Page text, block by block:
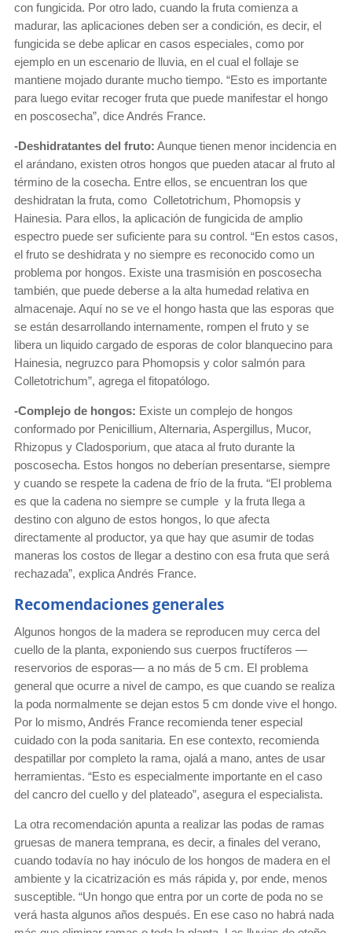
con fungicida. Por otro lado, cuando la fruta comienza a
madurar, las aplicaciones deben ser a condición, es decir, el
fungicida se debe aplicar en casos especiales, como por
ejemplo en un escenario de lluvia, en el cual el follaje se
mantiene mojado durante mucho tiempo. “Esto es importante
para luego evitar recoger fruta que puede manifestar el hongo
en poscosecha”, dice Andrés France.
-Deshidratantes del fruto: Aunque tienen menor incidencia en
el arándano, existen otros hongos que pueden atacar al fruto al
término de la cosecha. Entre ellos, se encuentran los que
deshidratan la fruta, como Colletotrichum, Phomopsis y
Hainesia. Para ellos, la aplicación de fungicida de amplio
espectro puede ser suficiente para su control. “En estos casos,
el fruto se deshidrata y no siempre es reconocido como un
problema por hongos. Existe una trasmisión en poscosecha
también, que puede deberse a la alta humedad relativa en
almacenaje. Aquí no se ve el hongo hasta que las esporas que
se están desarrollando internamente, rompen el fruto y se
libera un liquido cargado de esporas de color blanquecino para
Hainesia, negruzco para Phomopsis y color salmón para
Colletotrichum”, agrega el fitopatólogo.
-Complejo de hongos: Existe un complejo de hongos
conformado por Penicillium, Alternaria, Aspergillus, Mucor,
Rhizopus y Cladosporium, que ataca al fruto durante la
poscosecha. Estos hongos no deberían presentarse, siempre
y cuando se respete la cadena de frío de la fruta. “El problema
es que la cadena no siempre se cumple y la fruta llega a
destino con alguno de estos hongos, lo que afecta
directamente al productor, ya que hay que asumir de todas
maneras los costos de llegar a destino con esa fruta que será
rechazada”, explica Andrés France.
Recomendaciones generales
Algunos hongos de la madera se reproducen muy cerca del
cuello de la planta, exponiendo sus cuerpos fructíferos —
reservorios de esporas— a no más de 5 cm. El problema
general que ocurre a nivel de campo, es que cuando se realiza
la poda normalmente se dejan estos 5 cm donde vive el hongo.
Por lo mismo, Andrés France recomienda tener especial
cuidado con la poda sanitaria. En ese contexto, recomienda
despatillar por completo la rama, ojalá a mano, antes de usar
herramientas. “Esto es especialmente importante en el caso
del cancro del cuello y del plateado”, asegura el especialista.
La otra recomendación apunta a realizar las podas de ramas
gruesas de manera temprana, es decir, a finales del verano,
cuando todavía no hay inóculo de los hongos de madera en el
ambiente y la cicatrización es más rápida y, por ende, menos
susceptible. “Un hongo que entra por un corte de poda no se
verá hasta algunos años después. En ese caso no habrá nada